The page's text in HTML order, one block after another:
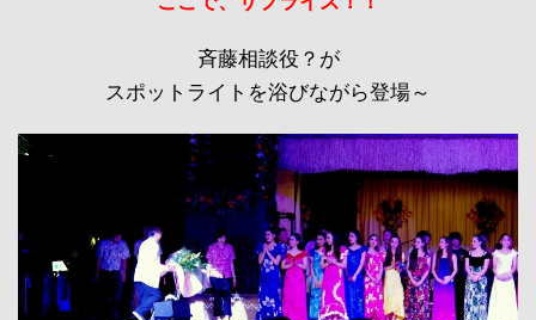
斉藤相談役？が
スポットライトを浴びながら登場～